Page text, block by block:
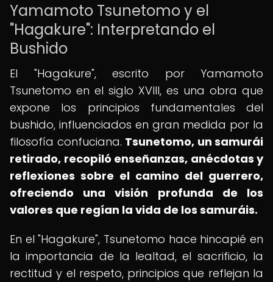
Yamamoto Tsunetomo y el
"Hagakure": Interpretando el
Bushido
El "Hagakure", escrito por Yamamoto
Tsunetomo en el siglo XVIII, es una obra que
expone los principios fundamentales del
bushido, influenciados en gran medida por la
filosofía confuciana. Tsunetomo, un samurái
retirado, recopiló enseñanzas, anécdotas y
reflexiones sobre el camino del guerrero,
ofreciendo una visión profunda de los
valores que regían la vida de los samuráis.
En el "Hagakure", Tsunetomo hace hincapié en
la importancia de la lealtad, el sacrificio, la
rectitud y el respeto, principios que reflejan la